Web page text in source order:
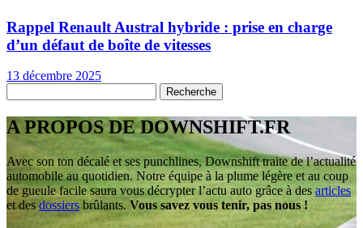
Rappel Renault Austral hybride : prise en charge
d’un défaut de boîte de vitesses
13 décembre 2025
A PROPOS DE DOWNSHIFT.FR
Avec son ton décalé et ses punchlines, Downshift traite de l’actualité
automobile au quotidien. Notre équipe à la plume légère et au coup
de gueule facile saura vous décrypter l’actu auto grâce à des articles
et des dossiers brûlants. Vous savez vous tenir, pas nous !